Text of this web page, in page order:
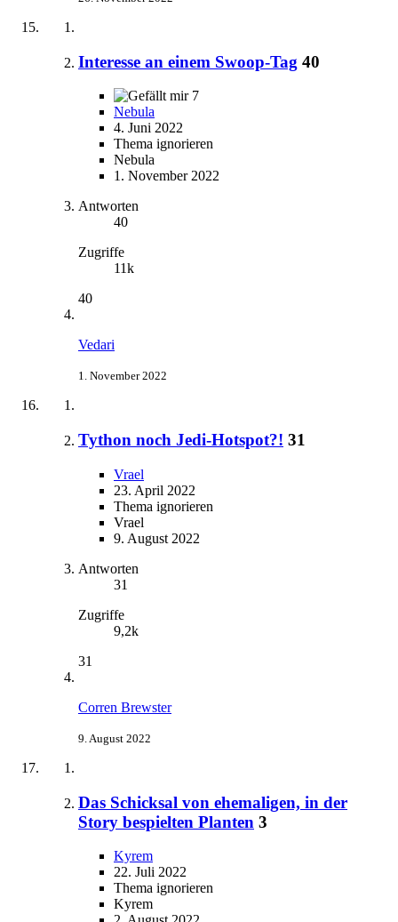
Interesse an einem Swoop-Tag 40
7
Nebula
4. Juni 2022
Thema ignorieren
Nebula
1. November 2022
Antworten
40
Zugriffe
11k
40
Vedari
1. November 2022
Tython noch Jedi-Hotspot?! 31
Vrael
23. April 2022
Thema ignorieren
Vrael
9. August 2022
Antworten
31
Zugriffe
9,2k
31
Corren Brewster
9. August 2022
Das Schicksal von ehemaligen, in der
Story bespielten Planten 3
Kyrem
22. Juli 2022
Thema ignorieren
Kyrem